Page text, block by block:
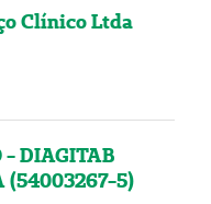
Clínico Ltda
- DIAGITAB
(54003267-5)